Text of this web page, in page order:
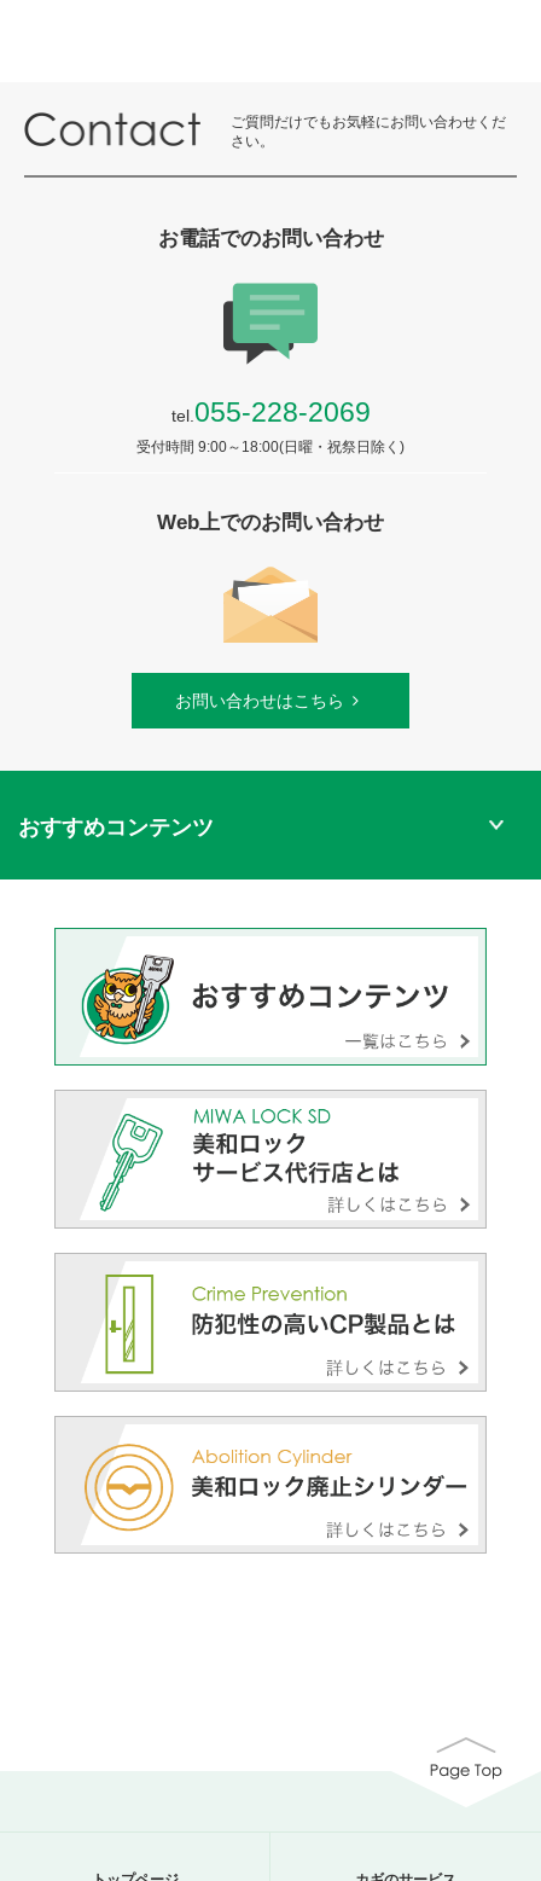
ご質問だけでもお気軽にお問い合わせくだ
さい。
お電話でのお問い合わせ
tel. 055-228-2069
受付時間 9:00～18:00(日曜・祝祭日除く)
Web上でのお問い合わせ
お問い合わせはこちら
おすすめコンテンツ